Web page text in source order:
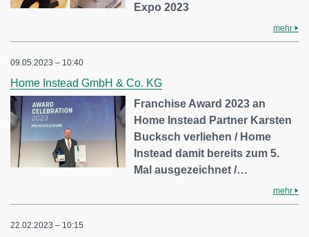
Expo 2023
mehr
09.05.2023 – 10:40
Home Instead GmbH & Co. KG
Franchise Award 2023 an
Home Instead Partner Karsten
Bucksch verliehen / Home
Instead damit bereits zum 5.
Mal ausgezeichnet /…
mehr
22.02.2023 – 10:15